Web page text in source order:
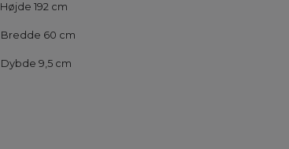
Højde 192 cm
Bredde 60 cm
Dybde 9,5 cm